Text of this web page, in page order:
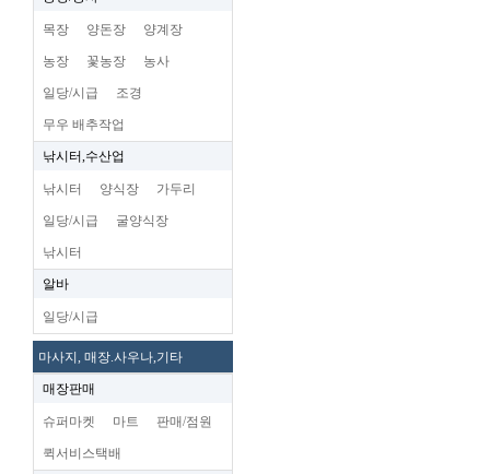
목장 양돈장 양계장
농장 꽃농장 농사
일당/시급 조경
무우 배추작업
낚시터,수산업
낚시터 양식장 가두리
일당/시급 굴양식장
낚시터
알바
일당/시급
마사지, 매장.사우나,기타
매장판매
슈퍼마켓 마트 판매/점원
퀵서비스택배